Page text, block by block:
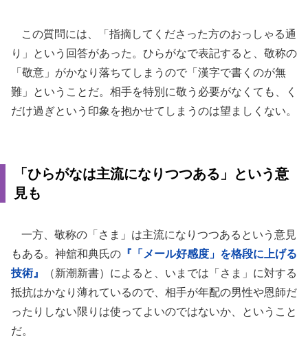
この質問には、「指摘してくださった方のおっしゃる通
り」という回答があった。ひらがなで表記すると、敬称の
「敬意」がかなり落ちてしまうので「漢字で書くのが無
難」ということだ。相手を特別に敬う必要がなくても、く
だけ過ぎという印象を抱かせてしまうのは望ましくない。
「ひらがなは主流になりつつある」という意
見も
一方、敬称の「さま」は主流になりつつあるという意見
もある。神舘和典氏の 『「メール好感度」を格段に上げる
技術』
（新潮新書）によると、いまでは「さま」に対する
抵抗はかなり薄れているので、相手が年配の男性や恩師だ
ったりしない限りは使ってよいのではないか、ということ
だ。